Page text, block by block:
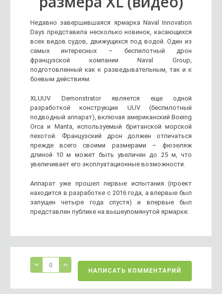
Недавно завершившаяся ярмарка Naval Innovation
Days представила несколько новинок, касающихся
всех видов судов, движущихся под водой. Один из
самых интересных – беспилотный дрон
французской компании Naval Group,
подготовленный как к разведывательным, так и к
боевым действиям.
XLUUV Demonstrator является еще одной
разработкой конструкции UUV (беспилотный
подводный аппарат), включая американский Boeing
Orca и Manta, используемый британской морской
пехотой. Французский дрон должен отличаться
прежде всего своими размерами – фюзеляж
длиной 10 м может быть увеличен до 25 м, что
увеличивает его эксплуатационные возможности.
Аппарат уже прошел первые испытания (проект
находится в разработке с 2016 года, а впервые был
запущен четыре года спустя) и впервые был
представлен публике на вышеупомянутой ярмарке.
0
НАПИСАТЬ КОММЕНТАРИЙ